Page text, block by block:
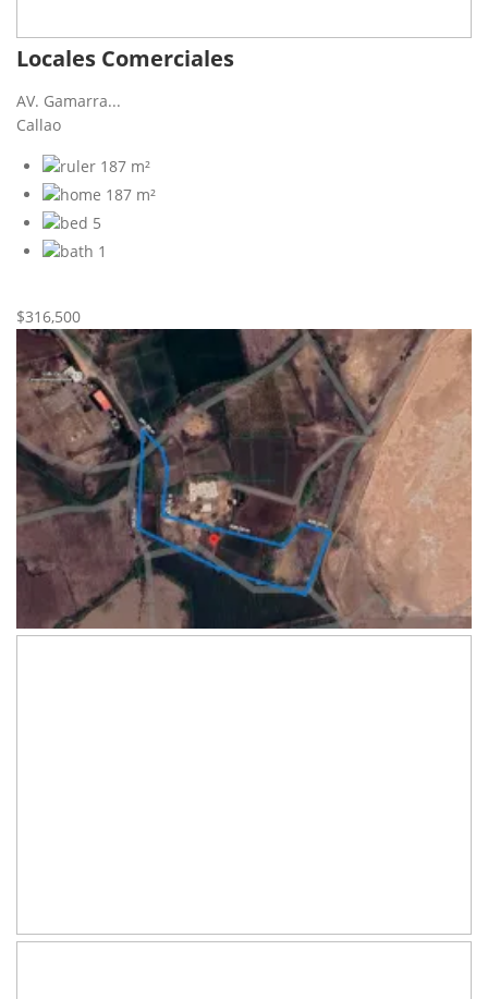
Locales Comerciales
AV. Gamarra...
Callao
187 m²
187 m²
5
1
$316,500